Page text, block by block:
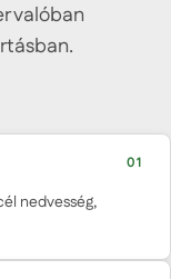
valóban
01
nedvesség,